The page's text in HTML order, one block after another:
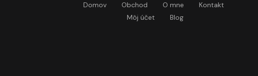
Domov Obchod O mne
Kontakt
Môj účet
Blog